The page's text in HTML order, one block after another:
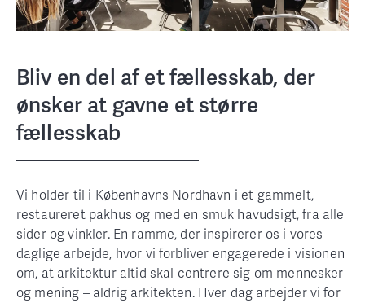
Bliv en del af et fællesskab, der
ønsker at gavne et større
fællesskab
Vi holder til i Københavns Nordhavn i et gammelt,
restaureret pakhus og med en smuk havudsigt, fra alle
sider og vinkler. En ramme, der inspirerer os i vores
daglige arbejde, hvor vi forbliver engagerede i visionen
om, at arkitektur altid skal centrere sig om mennesker
og mening – aldrig arkitekten. Hver dag arbejder vi for